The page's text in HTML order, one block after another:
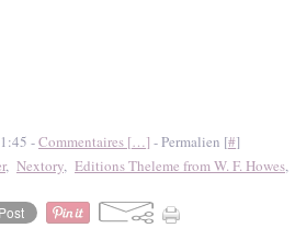
-Commentaires […] - Permalien [#]
, Nextory, Editions Theleme from W. F. Howes,